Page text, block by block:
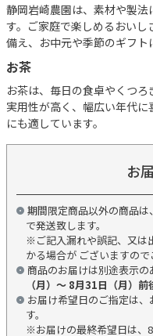
静岡岩崎農園は、素材や製
す。ご家庭で楽しめるおい
備え、お中元や季節のギフト
お茶
お茶は、毎日の食卓やくつろ
実用性が高く、幅広い年代
にも適しています。
お
期間限定商品以外の商品は
で発送致します。
※ご記入漏れや誤記、又は
かる場合が ございますので
商品のお届けは別途表示の
（月）～ 8月31日（月）前
お届け希望日のご指定は
す。
※お届けの最終希望日は、